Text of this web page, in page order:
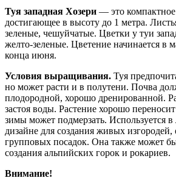
Туя западная Хозери — это компактное
достигающее в высоту до 1 метра.
зеленые, чешуйчатые. Цветки у туи
желто-зеленые. Цветение начинается в
конца июня.
Условия выращивания. Туя
но может расти и в полутени. Почва
плодородной, хорошо дренированной.
застоя воды. Растение хорошо
зимы может подмерзать. Используется
дизайне для создания живых
групповых посадок. Она также может
создания альпийских горок и рокариев.
Внимание!